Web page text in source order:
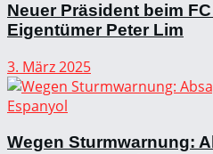
Neuer Präsident beim
Eigentümer Peter Lim
3. März 2025
Wegen Sturmwarnung: